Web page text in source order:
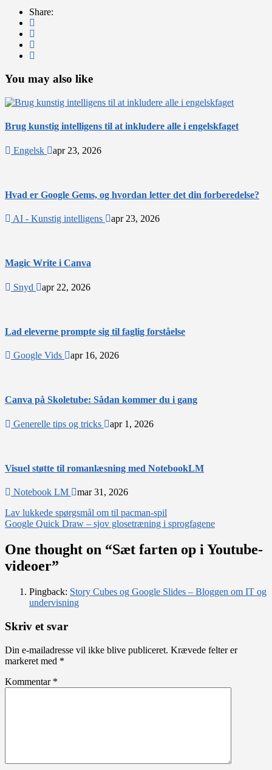
Share:
You may also like
Brug kunstig intelligens til at inkludere alle i engelskfaget
Engelsk apr 23, 2026
Hvad er Google Gems, og hvordan letter det din forberedelse?
AI - Kunstig intelligens apr 23, 2026
Magic Write i Canva
Snyd apr 22, 2026
Lad eleverne prompte sig til faglig forståelse
Google Vids apr 16, 2026
Canva på Skoletube: Sådan kommer du i gang
Generelle tips og tricks apr 1, 2026
Visuel støtte til romanlæsning med NotebookLM
Notebook LM mar 31, 2026
Indlægsnavigation
Lav lukkede spørgsmål om til pacman-spil
Google Quick Draw – sjov glosetræning i sprogfagene
One thought on “Sæt farten op i Youtube-
videoer”
Pingback: Story Cubes og Google Slides – Bloggen om IT og
undervisning
Skriv et svar
Din e-mailadresse vil ikke blive publiceret. Krævede felter er
markeret med *
Kommentar *